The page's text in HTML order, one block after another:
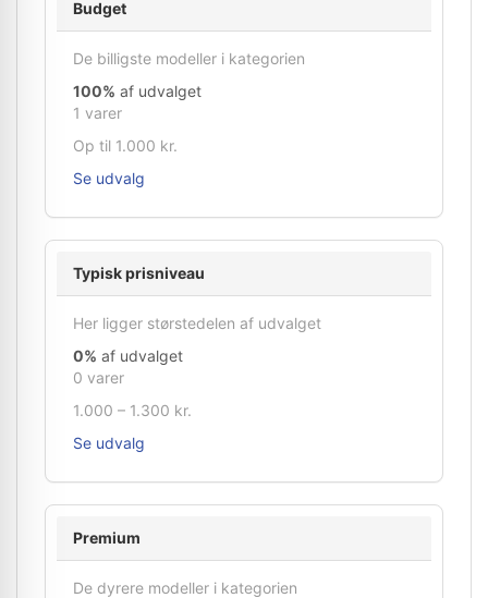
Budget
De billigste modeller i kategorien
100% af udvalget
1 varer
Op til 1.000 kr.
Se udvalg
Typisk prisniveau
Her ligger størstedelen af udvalget
0% af udvalget
0 varer
1.000 – 1.300 kr.
Se udvalg
Premium
De dyrere modeller i kategorien